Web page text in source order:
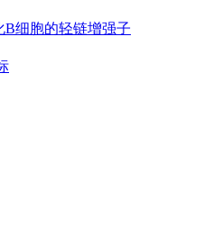
B细胞的轻链增强子